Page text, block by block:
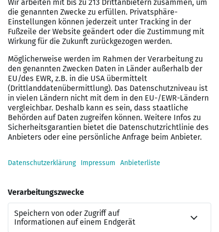
Schnelle Übernahme eines gewachsenen
Kundenstammes
Attraktives Provisionsmodell
Aus- und Weiterbildung
Flexible Arbeitsgestaltung
Großer Kundenstamm
Top IT-Ausstattung
Zusammenarbeit mit den Partnerbanken